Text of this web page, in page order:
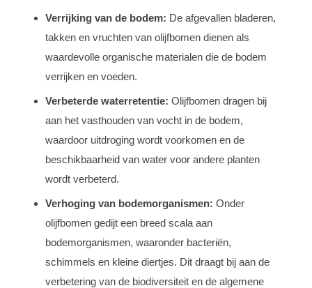
Verrijking van de bodem: De afgevallen bladeren,
takken en vruchten van olijfbomen dienen als
waardevolle organische materialen die de bodem
verrijken en voeden.
Verbeterde waterretentie: Olijfbomen dragen bij
aan het vasthouden van vocht in de bodem,
waardoor uitdroging wordt voorkomen en de
beschikbaarheid van water voor andere planten
wordt verbeterd.
Verhoging van bodemorganismen: Onder
olijfbomen gedijt een breed scala aan
bodemorganismen, waaronder bacteriën,
schimmels en kleine diertjes. Dit draagt bij aan de
verbetering van de biodiversiteit en de algemene